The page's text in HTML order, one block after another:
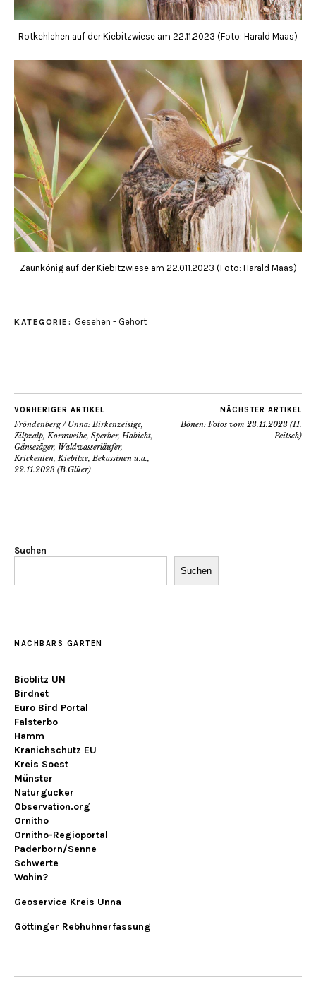
Rotkehlchen auf der Kiebitzwiese am 22.11.2023 (Foto: Harald Maas)
Zaunkönig auf der Kiebitzwiese am 22.011.2023 (Foto: Harald Maas)
KATEGORIE: Gesehen - Gehört
VORHERIGER ARTIKEL
Fröndenberg / Unna: Birkenzeisige,
Zilpzalp, Kornweihe, Sperber, Habicht,
Gänsesäger, Waldwasserläufer,
Krickenten, Kiebitze, Bekassinen u.a.,
22.11.2023 (B.Glüer)
NÄCHSTER ARTIKEL
Bönen: Fotos vom 23.11.2023 (H.
Peitsch)
Suchen
Suchen
NACHBARS GARTEN
Bioblitz UN
Birdnet
Euro Bird Portal
Falsterbo
Hamm
Kranichschutz EU
Kreis Soest
Münster
Naturgucker
Observation.org
Ornitho
Ornitho-Regioportal
Paderborn/Senne
Schwerte
Wohin?
Geoservice Kreis Unna
Göttinger Rebhuhnerfassung